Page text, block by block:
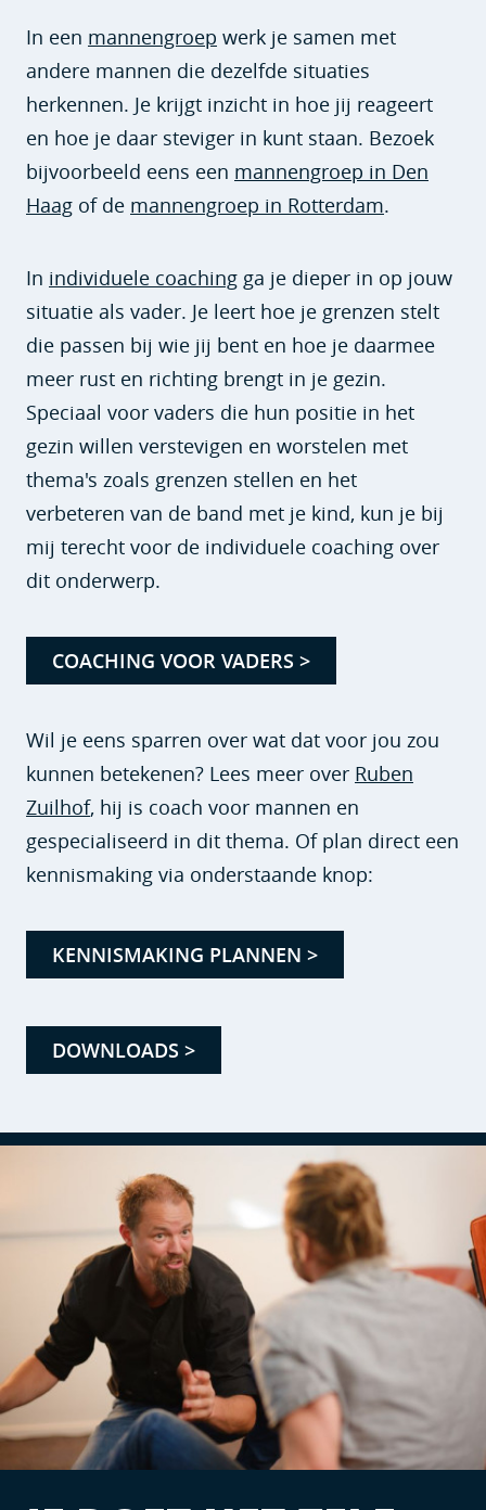
In een mannengroep werk je samen met
andere mannen die dezelfde situaties
herkennen. Je krijgt inzicht in hoe jij reageert
en hoe je daar steviger in kunt staan. Bezoek
bijvoorbeeld eens een mannengroep in Den
Haag of de mannengroep in Rotterdam.
In individuele coaching ga je dieper in op jouw
situatie als vader. Je leert hoe je grenzen stelt
die passen bij wie jij bent en hoe je daarmee
meer rust en richting brengt in je gezin.
Speciaal voor vaders die hun positie in het
gezin willen verstevigen en worstelen met
thema's zoals grenzen stellen en het
verbeteren van de band met je kind, kun je bij
mij terecht voor de individuele coaching over
dit onderwerp.
COACHING VOOR VADERS >
Wil je eens sparren over wat dat voor jou zou
kunnen betekenen? Lees meer over Ruben
Zuilhof, hij is coach voor mannen en
gespecialiseerd in dit thema. Of plan direct een
kennismaking via onderstaande knop:
KENNISMAKING PLANNEN >
DOWNLOADS >